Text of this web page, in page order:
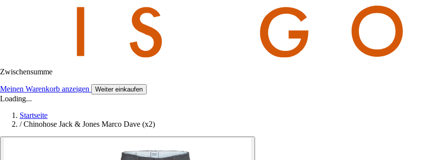
Zwischensumme
Meinen Warenkorb anzeigen Weiter einkaufen
Loading...
Startseite
/ Chinohose Jack & Jones Marco Dave (x2)